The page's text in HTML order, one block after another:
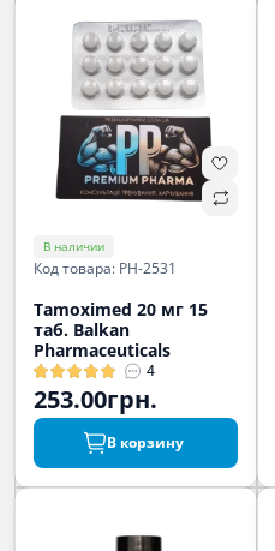
В наличии
Код товара: PH-2531
Tamoximed 20 мг 15
таб. Balkan
Pharmaceuticals
4
253.00грн.
В корзину